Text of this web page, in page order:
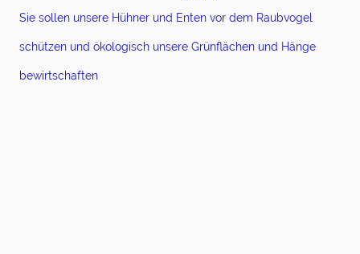
Sie sollen unsere Hühner und Enten vor dem Raubvogel
schützen und ökologisch unsere Grünflächen und Hänge
bewirtschaften